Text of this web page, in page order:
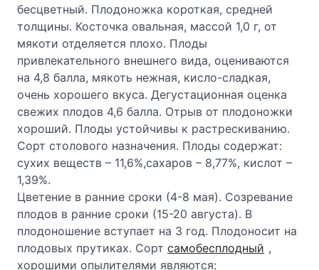
бесцветный. Плодоножка короткая, средней
толщины. Косточка овальная, массой 1,0 г, от
мякоти отделяется плохо. Плоды
привлекательного внешнего вида, оцениваются
на 4,8 балла, мякоть нежная, кисло-сладкая,
очень хорошего вкуса. Дегустационная оценка
свежих плодов 4,6 балла. Отрыв от плодоножки
хороший. Плоды устойчивы к растрескиванию.
Сорт столового назначения. Плоды содержат:
сухих веществ – 11,6%,сахаров – 8,77%, кислот –
1,39%.
Цветение в ранние сроки (4-8 мая). Созревание
плодов в ранние сроки (15-20 августа). В
плодоношение вступает на 3 год. Плодоносит на
плодовых прутиках. Сорт самобесплодный ,
хорошими опылителями являются: